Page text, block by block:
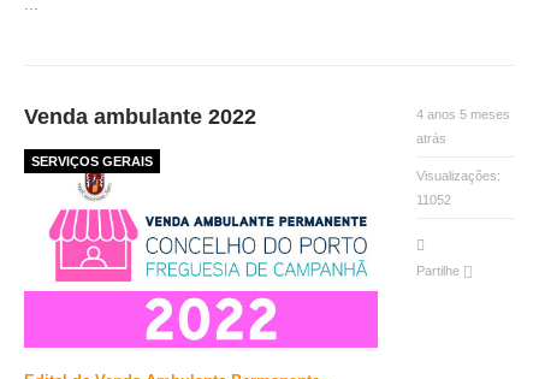
Venda ambulante 2022
SERVIÇOS GERAIS
4 anos 5 meses
atrás
Visualizações:
11052
Partilhe